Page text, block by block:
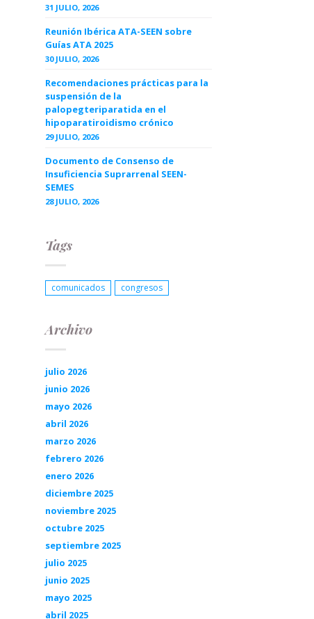
31 JULIO, 2026
Reunión Ibérica ATA-SEEN sobre
Guías ATA 2025
30 JULIO, 2026
Recomendaciones prácticas para la
suspensión de la
palopegteriparatida en el
hipoparatiroidismo crónico
29 JULIO, 2026
Documento de Consenso de
Insuficiencia Suprarrenal SEEN-
SEMES
28 JULIO, 2026
Tags
comunicados congresos
Archivo
julio 2026
junio 2026
mayo 2026
abril 2026
marzo 2026
febrero 2026
enero 2026
diciembre 2025
noviembre 2025
octubre 2025
septiembre 2025
julio 2025
junio 2025
mayo 2025
abril 2025